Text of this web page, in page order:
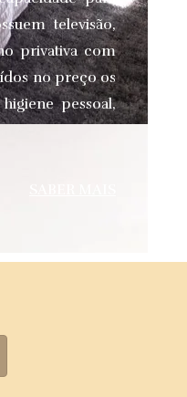
televisão,
privativa com
no preço os
pessoal,